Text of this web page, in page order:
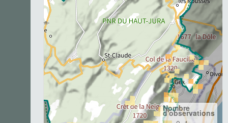
Nombre
d'observations